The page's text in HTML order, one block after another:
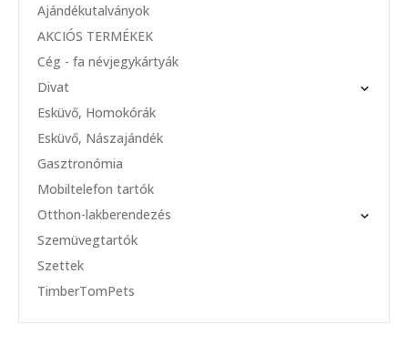
Ajándékutalványok
AKCIÓS TERMÉKEK
Cég - fa névjegykártyák
Divat
Esküvő, Homokórák
Esküvő, Nászajándék
Gasztronómia
Mobiltelefon tartók
Otthon-lakberendezés
Szemüvegtartók
Szettek
TimberTomPets